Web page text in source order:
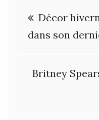
de
l’article
Décor
dans son
Britney